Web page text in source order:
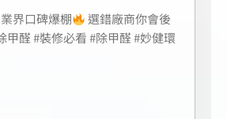
界口碑爆棚
選錯廠商你會後
甲醛 #裝修必看 #除甲醛 #妙健環